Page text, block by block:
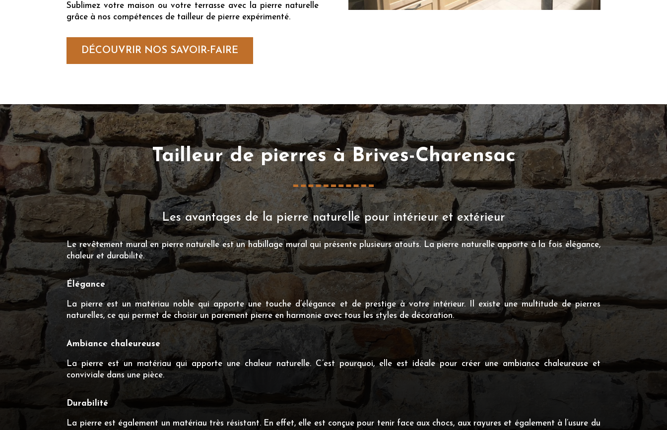
Sublimez votre maison ou votre terrasse avec la pierre naturelle
grâce à nos compétences de tailleur de pierre expérimenté.
DÉCOUVRIR NOS SAVOIR-FAIRE
Tailleur de pierres à Brives-Charensac
Les avantages de la pierre naturelle pour intérieur et extérieur
Le revêtement mural en pierre naturelle est un habillage mural qui présente plusieurs atouts. La pierre naturelle apporte à la fois élégance,
chaleur et durabilité.
Élégance
La pierre est un matériau noble qui apporte une touche d’élégance et de prestige à votre intérieur. Il existe une multitude de pierres
naturelles, ce qui permet de choisir un parement pierre en harmonie avec tous les styles de décoration.
Ambiance chaleureuse
La pierre est un matériau qui apporte une chaleur naturelle. C’est pourquoi, elle est idéale pour créer une ambiance chaleureuse et
conviviale dans une pièce.
Durabilité
La pierre est également un matériau très résistant. En effet, elle est conçue pour tenir face aux chocs, aux rayures et également à l’usure du